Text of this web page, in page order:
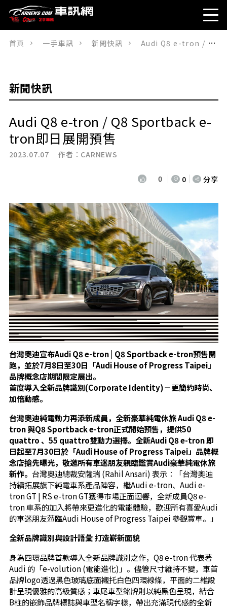
首頁 一手車訊 新聞快訊 Audi Q8 e-tron / Q8 Sportback e-tron即日展開預售
新聞快訊
Audi Q8 e-tron / Q8 Sportback e-
tron即日展開預售
2023.07.07 作者： CARNEWS
0 0 分享
台灣奧迪宣布Audi Q8 e-tron | Q8 Sportback e-tron預售開
跑，並於7月8日至30日「Audi House of Progress Taipei」
品牌概念店期間限定展出。
首度導入全新品牌識別(Corporate Identity)－更簡約時尚、
加倍動感。
台灣奧迪純電動力再添新成員，全新豪華純電休旅 Audi Q8 e-
tron 與Q8 Sportback e-tron正式開始預售，提供50
quattro 、55 quattro雙動力選擇。全新Audi Q8 e-tron 即
日起至7月30日於「Audi House of Progress Taipei」品牌概
念店搶先曝光，敬邀所有車迷朋友親臨鑑賞Audi豪華純電休旅
新作。 台灣奧迪總裁安薩瑞 (Rahil Ansari) 表示：「台灣奧迪
持續拓展旗下純電車系產品陣容，繼Audi e-tron、Audi e-
tron GT | RS e-tron GT獲得市場正面迴響，全新成員Q8 e-
tron 車系的加入將帶來更進化的電能體驗，歡迎所有喜愛Audi
的車迷朋友蒞臨Audi House of Progress Taipei 參觀賞車。」
全新品牌識別與設計語彙 打造嶄新面貌
身為四環品牌首款導入全新品牌識別之作，Q8 e-tron 代表著
Audi 的「e-volution (電能進化)」。儘管尺寸維持不變，車首
品牌logo透過黑色玻璃底面襯托白色四環線條，平面的二維設
計呈現優雅的高級質感；車尾車型銘牌則以純黑色呈現，結合
B柱的嵌飾品牌標誌與車型名稱字樣，帶出充滿現代感的全新